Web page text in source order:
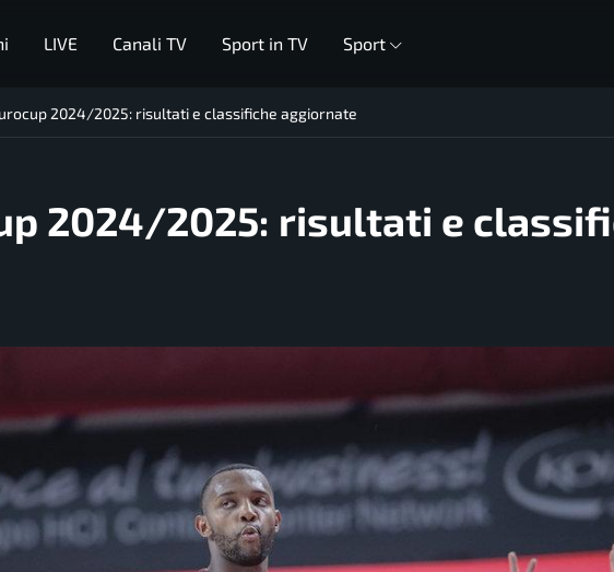
LIVE Canali TV Sport in TV Sport
2024/2025: risultati e classifiche aggiornate
2024/2025: risultati e